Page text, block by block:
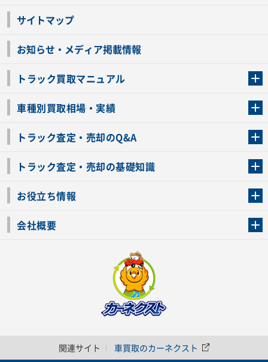
サイトマップ
お知らせ・メディア掲載情報
トラック買取マニュアル
車種別買取相場・実績
トラック査定・売却のQ&A
トラック査定・売却の基礎知識
お役立ち情報
会社概要
関連サイト 車買取のカーネクスト